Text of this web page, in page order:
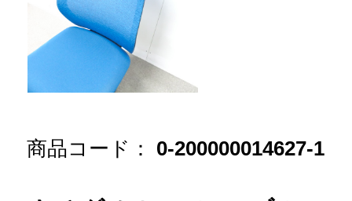
商品コード： 0-200000014627-1